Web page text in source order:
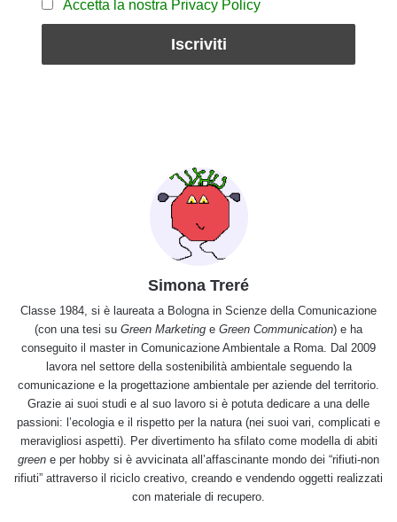
Accetta la nostra Privacy Policy
Simona Treré
Classe 1984, si è laureata a Bologna in Scienze della Comunicazione
(con una tesi su Green Marketing e Green Communication) e ha
conseguito il master in Comunicazione Ambientale a Roma. Dal 2009
lavora nel settore della sostenibilità ambientale seguendo la
comunicazione e la progettazione ambientale per aziende del territorio.
Grazie ai suoi studi e al suo lavoro si è potuta dedicare a una delle
passioni: l’ecologia e il rispetto per la natura (nei suoi vari, complicati e
meravigliosi aspetti). Per divertimento ha sfilato come modella di abiti
green e per hobby si è avvicinata all’affascinante mondo dei “rifiuti-non
rifiuti” attraverso il riciclo creativo, creando e vendendo oggetti realizzati
con materiale di recupero.